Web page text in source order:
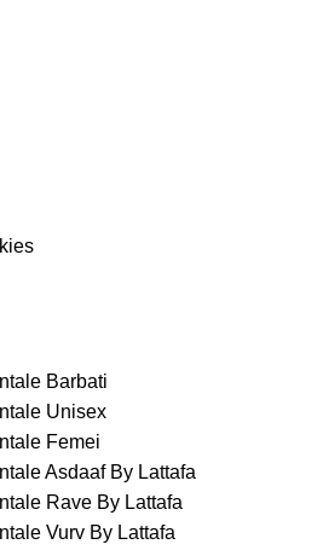
Barbati
Unisex
Femei
Asdaaf By Lattafa
Rave By Lattafa
Vurv By Lattafa